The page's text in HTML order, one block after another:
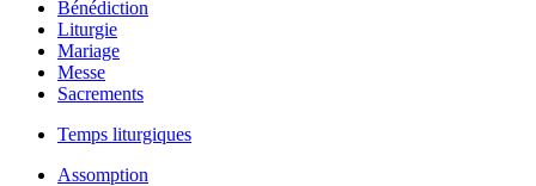
Bénédiction
Liturgie
Mariage
Messe
Sacrements
Temps liturgiques
Assomption